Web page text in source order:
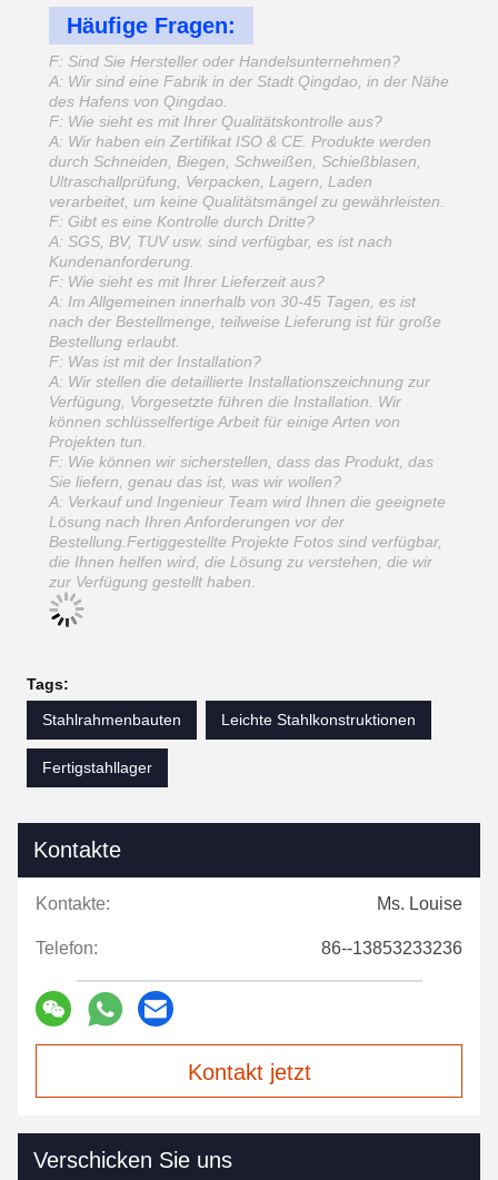
Häufige Fragen:
F: Sind Sie Hersteller oder Handelsunternehmen?
A: Wir sind eine Fabrik in der Stadt Qingdao, in der Nähe
des Hafens von Qingdao.
F: Wie sieht es mit Ihrer Qualitätskontrolle aus?
A: Wir haben ein Zertifikat ISO & CE. Produkte werden
durch Schneiden, Biegen, Schweißen, Schießblasen,
Ultraschallprüfung, Verpacken, Lagern, Laden
verarbeitet, um keine Qualitätsmängel zu gewährleisten.
F: Gibt es eine Kontrolle durch Dritte?
A: SGS, BV, TUV usw. sind verfügbar, es ist nach
Kundenanforderung.
F: Wie sieht es mit Ihrer Lieferzeit aus?
A: Im Allgemeinen innerhalb von 30-45 Tagen, es ist
nach der Bestellmenge, teilweise Lieferung ist für große
Bestellung erlaubt.
F: Was ist mit der Installation?
A: Wir stellen die detaillierte Installationszeichnung zur
Verfügung, Vorgesetzte führen die Installation. Wir
können schlüsselfertige Arbeit für einige Arten von
Projekten tun.
F: Wie können wir sicherstellen, dass das Produkt, das
Sie liefern, genau das ist, was wir wollen?
A: Verkauf und Ingenieur Team wird Ihnen die geeignete
Lösung nach Ihren Anforderungen vor der
Bestellung.Fertiggestellte Projekte Fotos sind verfügbar,
die Ihnen helfen wird, die Lösung zu verstehen, die wir
zur Verfügung gestellt haben.
Tags:
Stahlrahmenbauten
Leichte Stahlkonstruktionen
Fertigstahllager
Kontakte
Kontakte: Ms. Louise
Telefon: 86--13853233236
Kontakt jetzt
Verschicken Sie uns